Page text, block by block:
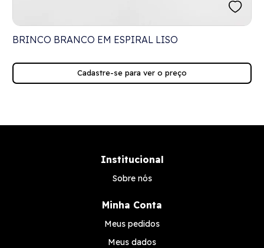
BRINCO BRANCO EM ESPIRAL LISO
Cadastre-se para ver o preço
Institucional
Sobre nós
Minha Conta
Meus pedidos
Meus dados